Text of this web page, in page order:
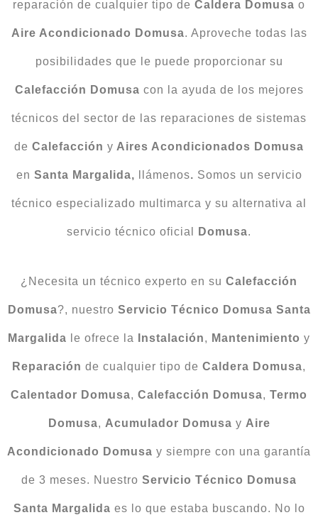
reparación de cualquier tipo de Caldera Domusa o
Aire Acondicionado Domusa. Aproveche todas las
posibilidades que le puede proporcionar su
Calefacción Domusa con la ayuda de los mejores
técnicos del sector de las reparaciones de sistemas
de Calefacción y Aires Acondicionados Domusa
en Santa Margalida, llámenos. Somos un servicio
técnico especializado multimarca y su alternativa al
servicio técnico oficial Domusa.
¿Necesita un técnico experto en su Calefacción
Domusa?, nuestro Servicio Técnico Domusa Santa
Margalida le ofrece la Instalación, Mantenimiento y
Reparación de cualquier tipo de Caldera Domusa,
Calentador Domusa, Calefacción Domusa, Termo
Domusa, Acumulador Domusa y Aire
Acondicionado Domusa y siempre con una garantía
de 3 meses. Nuestro Servicio Técnico Domusa
Santa Margalida es lo que estaba buscando. No lo